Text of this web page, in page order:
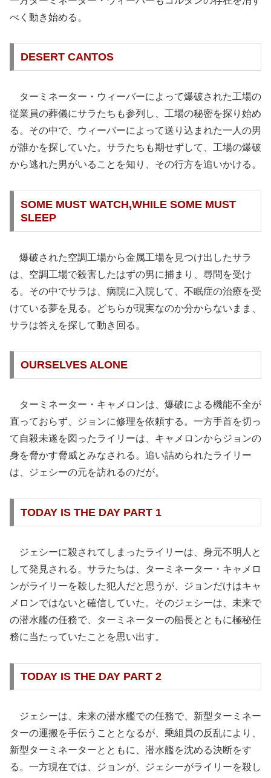
べく動き始める。
DESERT CANTOS
ターミネーター・ウィーバーによって爆破された工場の
従業員の葬儀にサラたちも参列し、工場の秘密を探り始め
る。その中で、ウィーバーによって送り込まれた一人の男
が誰かを探していた。サラたちも期せずして、工場の爆破
から逃れた男がいることを知り、その行方を追いかける。
SOME MUST WATCH,WHILE SOME MUST
SLEEP
爆破された空調工場から金属工場を見つけ出したサラ
は、空調工場で殺害したはずの男に捕まり、尋問を受け
る。その中でサラは、病院に入院して、不眠症の治療を受
けている夢を見る。どちらが現実なのか分からないまま、
サラは答えを探して動き回る。
OURSELVES ALONE
ターミネーター・キャメロンは、爆破による機能不全が
直っておらず、ジョンに修理を依頼する。一方手首を切っ
て自殺未遂を図ったライリーは、キャメロンからジョンの
身を脅かす脅威とみなされる。追い詰められたライリー
は、ジェシーの元を訪れるのだが。
TODAY IS THE DAY PART 1
ジェシーに殺されてしまったライリーは、身元不明人と
して発見される。サラたちは、ターミネーター・キャメロ
ンがライリーを殺した犯人だと思うが、ジョンだけはキャ
メロンではないと確信していた。そのジェシーは、未来で
の潜水艦の任務で、ターミネーターの船長とともに極秘任
務に当たっていたことを思い出す。
TODAY IS THE DAY PART 2
ジェシーは、未来の潜水艦での任務で、新型ターミネー
ターの運搬を手伝うこととなるが、乗組員の反乱により、
新型ターミネーターとともに、潜水艦を沈める決断をす
る。一方現在では、ジョンが、ジェシーがライリーを殺し